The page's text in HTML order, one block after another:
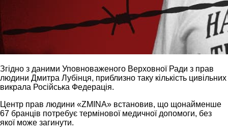
Згідно з даними Уповноваженого Верховної Ради з прав
людини Дмитра Лубінця, приблизно таку кількість цивільних
викрала Російська Федерація.
Центр прав людини «ZMINA» встановив, що щонайменше
67 бранців потребує термінової медичної допомоги, без
якої може загинути.